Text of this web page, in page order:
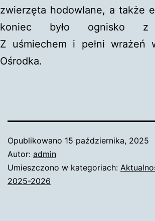
zwierzęta hodowlane, a także
koniec było ognisko z
Z uśmiechem i pełni wrażeń
Ośrodka.
Opublikowano 15 października, 2025
Autor: admin
Umieszczono w kategoriach:
2025-2026